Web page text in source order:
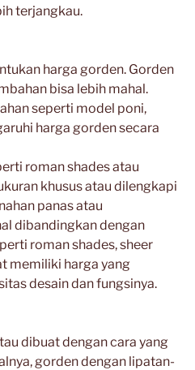
terjangkau.
harga gorden. Gorden
bisa lebih mahal.
seperti model poni,
harga gorden secara
roman shades atau
khusus atau dilengkapi
panas atau
dibandingkan dengan
roman shades, sheer
memiliki harga yang
desain dan fungsinya.
dibuat dengan cara yang
gorden dengan lipatan-